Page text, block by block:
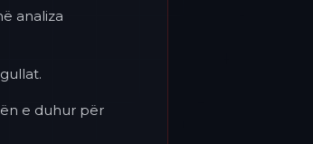
analiza
e duhur për